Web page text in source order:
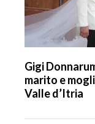
Gigi
marito e
Valle d’Itria